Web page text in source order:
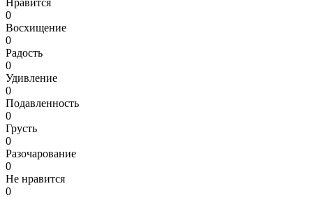
0
Восхищение
0
Радость
0
Удивление
0
Подавленность
0
Грусть
0
Разочарование
0
Не нравится
0